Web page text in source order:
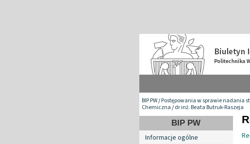
BIP PW/Postępowania w sprawie nadania
Chemiczna/dr inż. Beata Butruk-Raszeja
BIP PW
Informacje ogólne